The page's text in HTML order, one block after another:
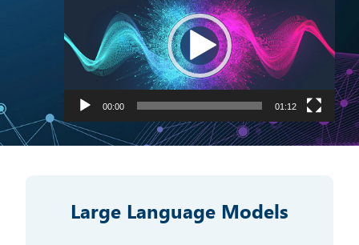
00:00 01:12
Large Language Models